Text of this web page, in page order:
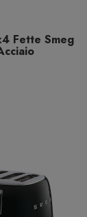
Fette Smeg